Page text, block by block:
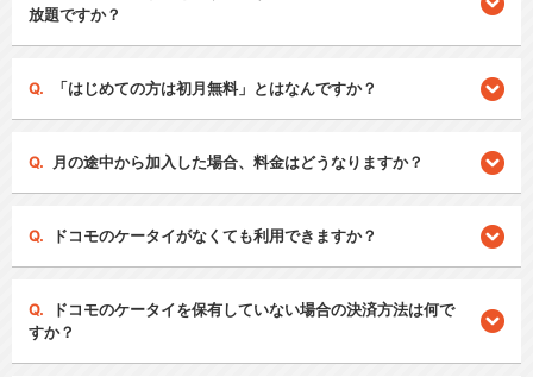
放題ですか？
「はじめての方は初月無料」とはなんですか？
月の途中から加入した場合、料金はどうなりますか？
ドコモのケータイがなくても利用できますか？
ドコモのケータイを保有していない場合の決済方法は何で
すか？